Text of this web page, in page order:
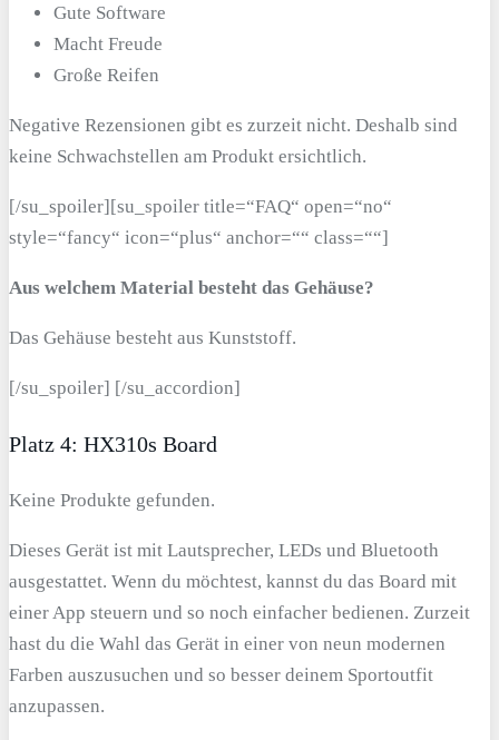
Gute Software
Macht Freude
Große Reifen
Negative Rezensionen gibt es zurzeit nicht. Deshalb sind
keine Schwachstellen am Produkt ersichtlich.
[/su_spoiler][su_spoiler title=“FAQ“ open=“no“
style=“fancy“ icon=“plus“ anchor=““ class=““]
Aus welchem Material besteht das Gehäuse?
Das Gehäuse besteht aus Kunststoff.
[/su_spoiler] [/su_accordion]
Platz 4: HX310s Board
Keine Produkte gefunden.
Dieses Gerät ist mit Lautsprecher, LEDs und Bluetooth
ausgestattet. Wenn du möchtest, kannst du das Board mit
einer App steuern und so noch einfacher bedienen. Zurzeit
hast du die Wahl das Gerät in einer von neun modernen
Farben auszusuchen und so besser deinem Sportoutfit
anzupassen.